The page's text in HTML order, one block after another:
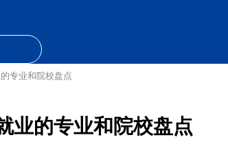
专业和院校盘点
业的专业和院校盘点